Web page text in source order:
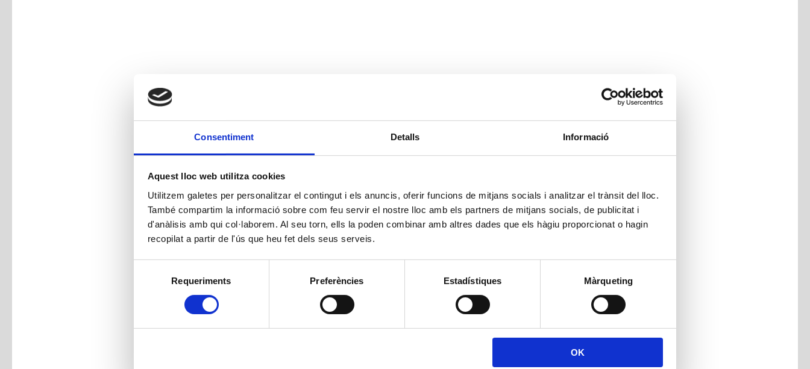
Consentiment Detalls Informació
Aquest lloc web utilitza cookies
Utilitzem galetes per personalitzar el contingut i els anuncis, oferir funcions de mitjans socials i analitzar el trànsit del lloc.
També compartim la informació sobre com feu servir el nostre lloc amb els partners de mitjans socials, de publicitat i
d'anàlisis amb qui col·laborem. Al seu torn, ells la poden combinar amb altres dades que els hàgiu proporcionat o hagin
recopilat a partir de l'ús que heu fet dels seus serveis.
consentiment
Requeriments Preferències Estadístiques Màrqueting
OK